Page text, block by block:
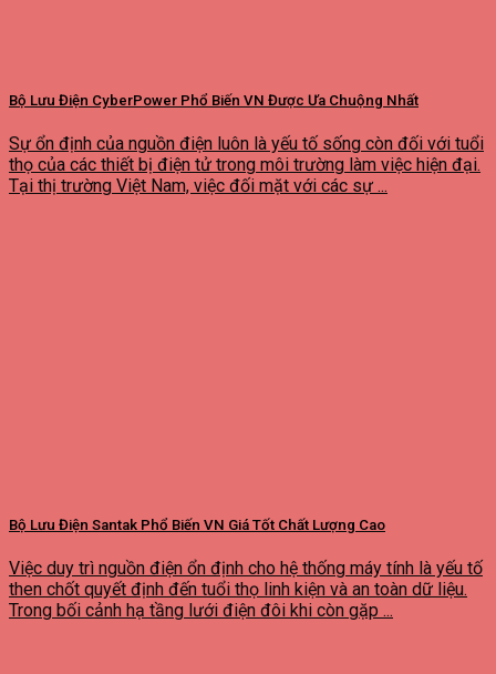
Bộ Lưu Điện CyberPower Phổ Biến VN Được Ưa Chuộng Nhất
Sự ổn định của nguồn điện luôn là yếu tố sống còn đối với tuổi
thọ của các thiết bị điện tử trong môi trường làm việc hiện đại.
Tại thị trường Việt Nam, việc đối mặt với các sự ...
Bộ Lưu Điện Santak Phổ Biến VN Giá Tốt Chất Lượng Cao
Việc duy trì nguồn điện ổn định cho hệ thống máy tính là yếu tố
then chốt quyết định đến tuổi thọ linh kiện và an toàn dữ liệu.
Trong bối cảnh hạ tầng lưới điện đôi khi còn gặp ...